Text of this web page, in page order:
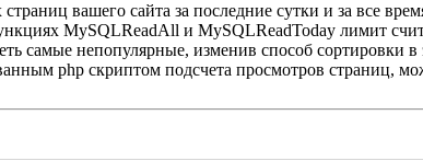
вашего сайта за последние сутки и за все
MySQLReadAll и MySQLReadToday лимит
самые непопулярные, изменив способ сортировки
php скриптом подсчета просмотров страниц,